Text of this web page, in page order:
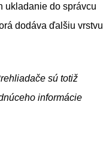
ukladanie do správcu
dodáva ďalšiu vrstvu
sú totiž
informácie